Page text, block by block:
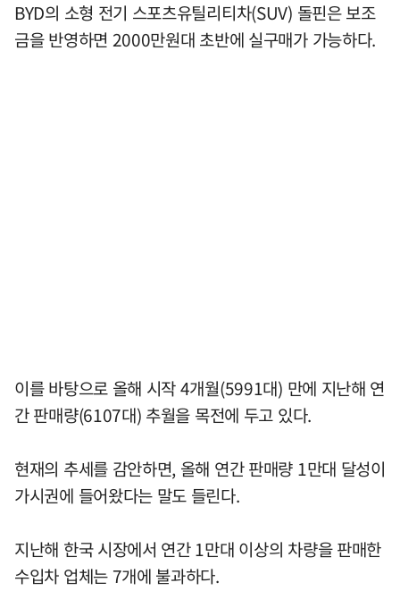
BYD의 소형 전기 스포츠유틸리티차(SUV) 돌핀은 보조
금을 반영하면 2000만원대 초반에 실구매가 가능하다.
이를 바탕으로 올해 시작 4개월(5991대) 만에 지난해 연
간 판매량(6107대) 추월을 목전에 두고 있다.
현재의 추세를 감안하면, 올해 연간 판매량 1만대 달성이
가시권에 들어왔다는 말도 들린다.
지난해 한국 시장에서 연간 1만대 이상의 차량을 판매한
수입차 업체는 7개에 불과하다.